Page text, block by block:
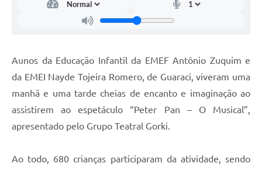
Telefones Úteis
Aunos da Educação Infantil da EMEF Antônio Zuquim e
da EMEI Nayde Tojeira Romero, de Guaraci, viveram uma
manhã e uma tarde cheias de encanto e imaginação ao
assistirem ao espetáculo “Peter Pan – O Musical”,
apresentado pelo Grupo Teatral Gorki.
Ao todo, 680 crianças participaram da atividade, sendo